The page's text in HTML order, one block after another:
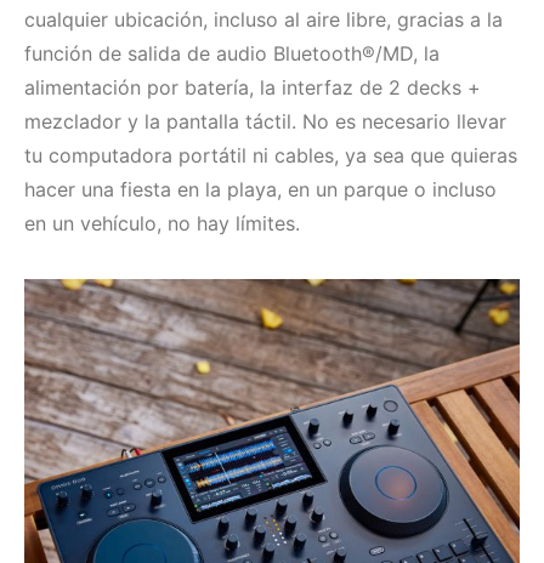
cualquier ubicación, incluso al aire libre, gracias a la
función de salida de audio Bluetooth®/MD, la
alimentación por batería, la interfaz de 2 decks +
mezclador y la pantalla táctil. No es necesario llevar
tu computadora portátil ni cables, ya sea que quieras
hacer una fiesta en la playa, en un parque o incluso
en un vehículo, no hay límites.